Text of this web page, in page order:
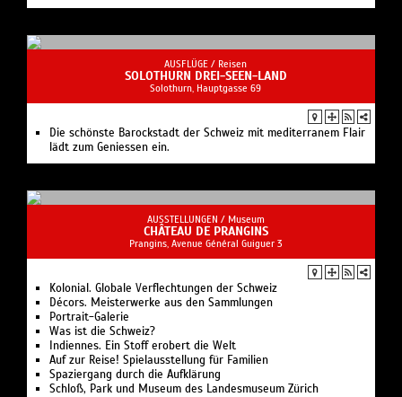
AUSFLÜGE / Reisen
SOLOTHURN DREI-SEEN-LAND
Solothurn, Hauptgasse 69
Die schönste Barockstadt der Schweiz mit mediterranem Flair
lädt zum Geniessen ein.
AUSSTELLUNGEN / Museum
CHÂTEAU DE PRANGINS
Prangins, Avenue Général Guiguer 3
Kolonial. Globale Verflechtungen der Schweiz
Décors. Meisterwerke aus den Sammlungen
Portrait-Galerie
Was ist die Schweiz?
Indiennes. Ein Stoff erobert die Welt
Auf zur Reise! Spielausstellung für Familien
Spaziergang durch die Aufklärung
Schloß, Park und Museum des Landesmuseum Zürich